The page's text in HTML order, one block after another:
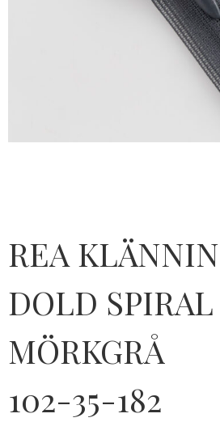
REA
DOLD SPIRAL
MÖRKGRÅ
102-35-182